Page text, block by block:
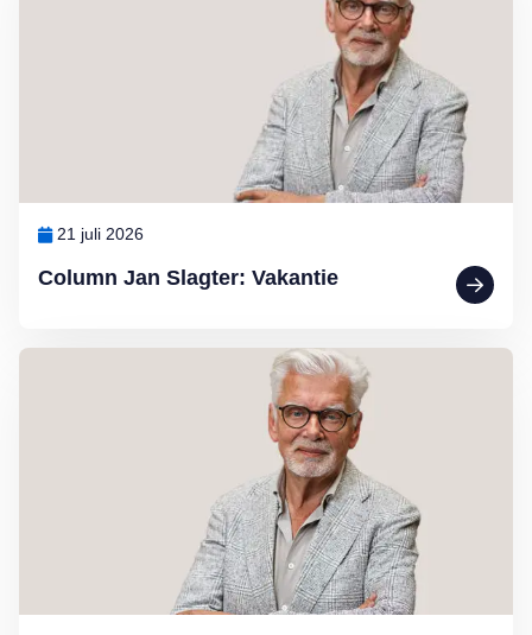
Column Jan Slagter: Vakantie
21 juli 2026
Lees meer over Column Jan Slagter: Marjan Berk